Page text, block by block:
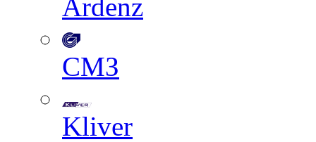
Ardenz
СМЗ
Kliver